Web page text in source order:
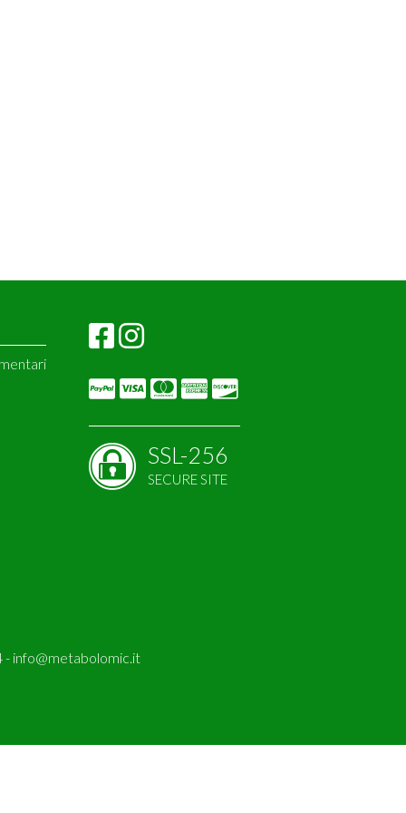
SSL-256
SECURE SITE
- info@metabolomic.it